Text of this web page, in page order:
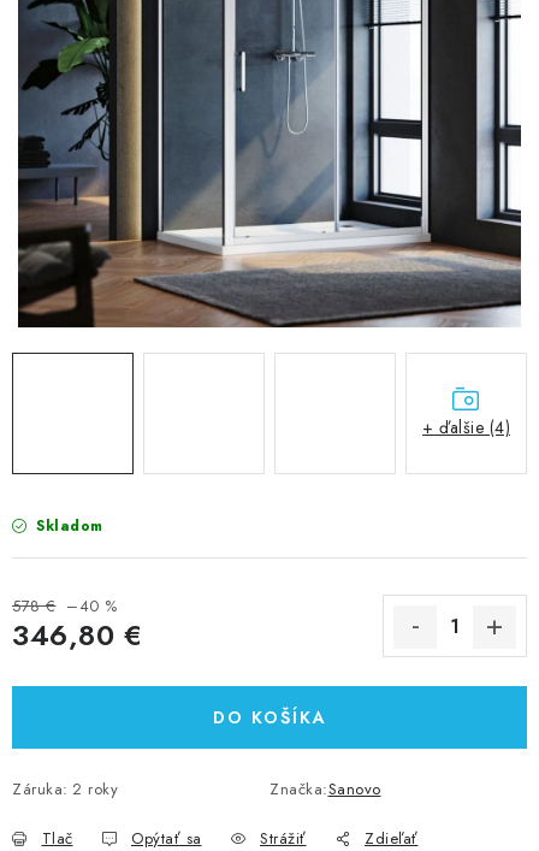
VÝPREDAJ
PRÍSLUŠENSTVO K SPRCHOVÝM KÚTOM A
NÁHRADNÉ DIELY
Doprava a Platby
Obchodné podmienky
Reklamačný poriadok
Ochrana osobných údajov GDPR
Kontakty
Predajňa Nitra
Formulár na vrátenie tovaru
Skladom
578 € –40 %
346,80 €
DO KOŠÍKA
Záruka: 2 roky Značka:Sanovo
Tlač Opýtať sa Strážiť Zdieľať
+ ďalšie (4)